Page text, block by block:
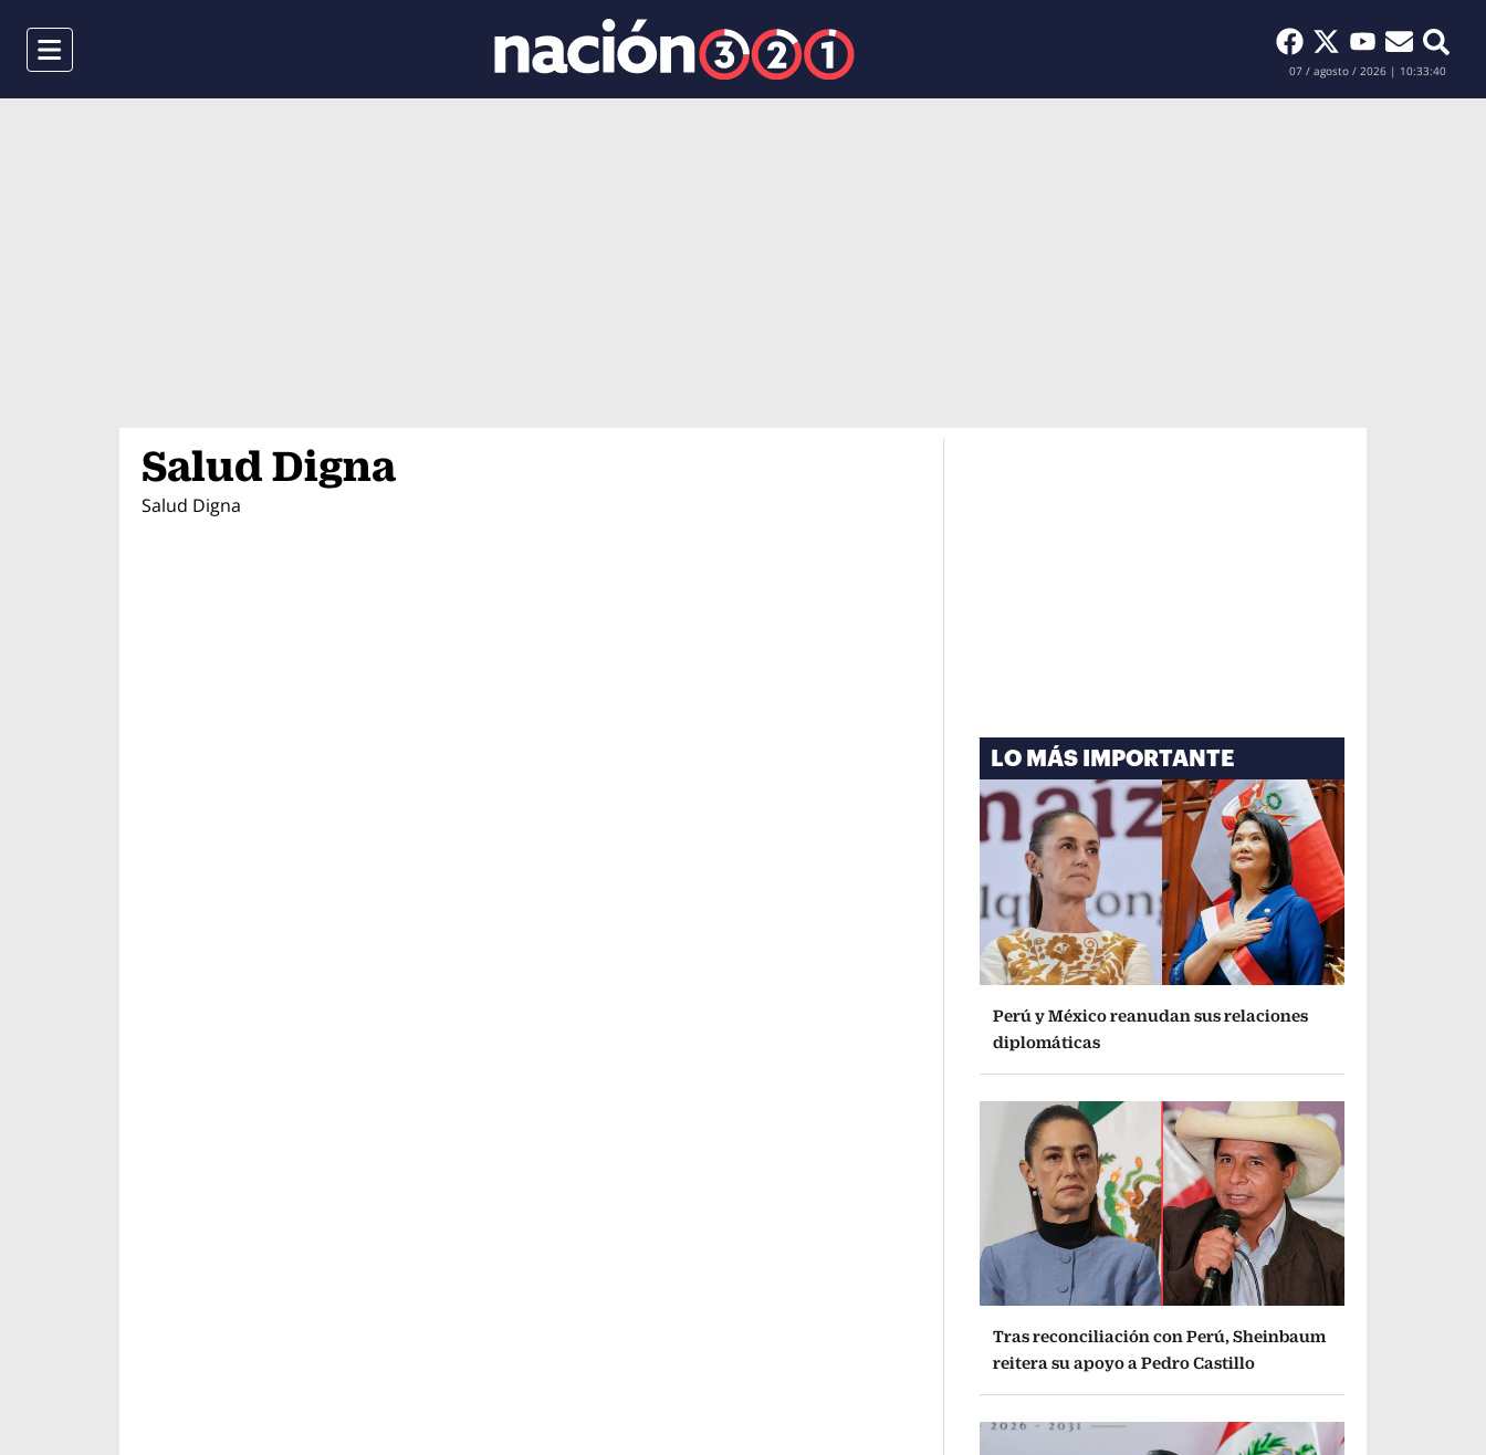
Menu Buscar
07 / agosto / 2026 | 10:33:41
Salud Digna
Salud Digna
LO MÁS IMPORTANTE
Perú y México reanudan sus relaciones
diplomáticas
Tras reconciliación con Perú, Sheinbaum
reitera su apoyo a Pedro Castillo